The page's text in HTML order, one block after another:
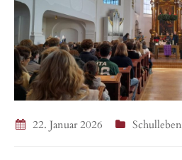
22. Januar 2026 Schulleben